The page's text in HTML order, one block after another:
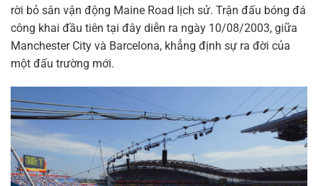
rời bỏ sân vận động Maine Road lịch sử. Trận đấu bóng đá
công khai đầu tiên tại đây diễn ra ngày 10/08/2003, giữa
Manchester City và Barcelona, khẳng định sự ra đời của
một đấu trường mới.